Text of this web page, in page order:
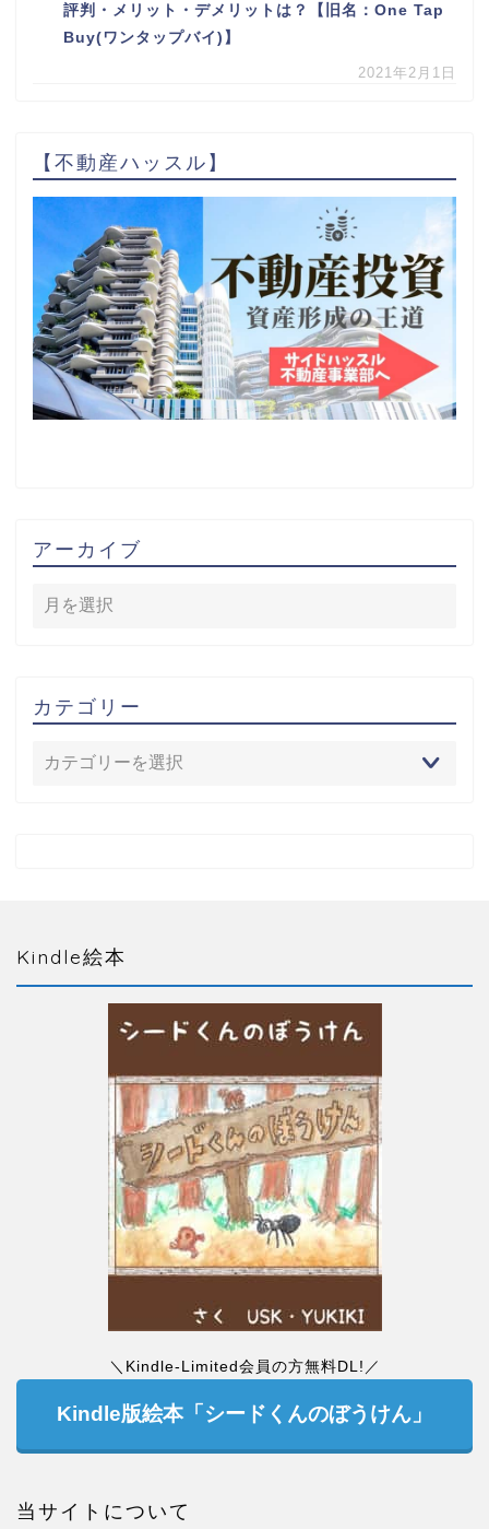
評判・メリット・デメリットは？【旧名：One Tap
Buy(ワンタップバイ)】
2021年2月1日
【不動産ハッスル】
アーカイブ
カテゴリー
Kindle絵本
＼Kindle-Limited会員の方無料DL!／
Kindle版絵本「シードくんのぼうけん」
当サイトについて